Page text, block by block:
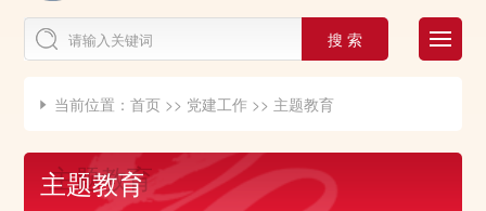
搜 索
 当前位置：首页 >> 党建工作 >> 主题教育
主题教育